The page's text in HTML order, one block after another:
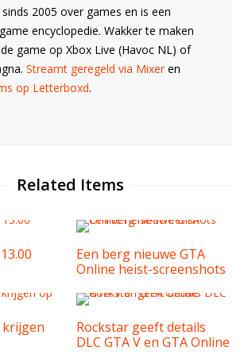
2005 over games en is een
encyclopedie. Wakker te maken
game op Xbox Live (Havoc NL) of
Streamt geregeld via Mixeren
op Letterboxd.
Related Items
Een berg nieuwe GTA
Online heist-screenshots
Rockstar geeft details
DLC GTA V en GTA Online